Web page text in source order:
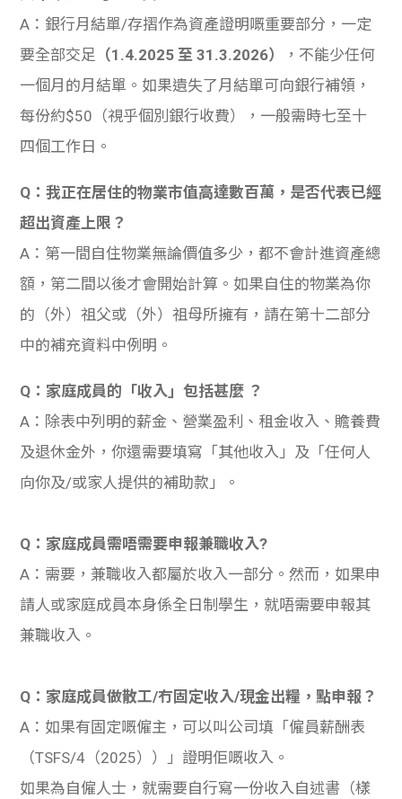
A：銀行月結單/存摺作為資產證明嘅重要部分，一定
要全部交足
（1.4.2025 至 31.3.2026）
，不能少任何
一個月的月結單。如果遺失了月結單可向銀行補領，
每份約$50（視乎個別銀行收費），一般需時七至十
四個工作日。
Q：我正在居住的物業市值高達數百萬，是否代表已經
超出資產上限？
A：第一間自住物業無論價值多少，都不會計進資產總
額，第二間以後才會開始計算。如果自住的物業為你
的（外）祖父或（外）祖母所擁有，請在第十二部分
中的補充資料中例明。
Q：家庭成員的「收入」包括甚麼 ？
A：除表中列明的薪金、營業盈利、租金收入、贍養費
及退休金外，你還需要填寫「其他收入」及「任何人
向你及/或家人提供的補助款」。
Q：家庭成員需唔需要申報兼職收入?
A：需要，兼職收入都屬於收入一部分。然而，如果申
請人或家庭成員本身係全日制學生，就唔需要申報其
兼職收入。
Q：家庭成員做散工/冇固定收入/現金出糧，點申報？
A：如果有固定嘅僱主，可以叫公司填「僱員薪酬表
（TSFS/4（2025））」證明佢嘅收入。
如果為自僱人士，就需要自行寫一份收入自述書（樣